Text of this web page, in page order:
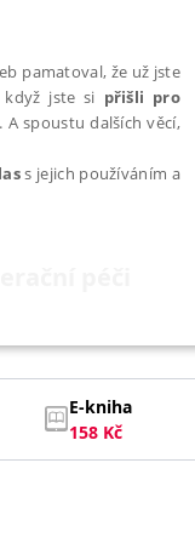
péči
E-kniha
158 Kč
pamatoval, že už jste
jste si přišli pro
. A spoustu dalších věcí,
s jejich používáním a
NEZAŘAZENÉ
soubory
bez nezbytně nutných